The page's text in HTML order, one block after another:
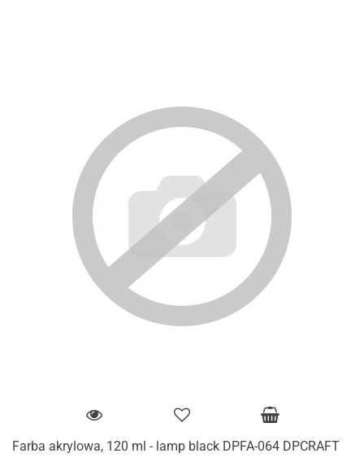
Farba akrylowa, 120 ml - lamp black DPFA-064 DPCRAFT